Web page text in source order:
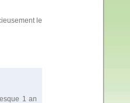
le
1 an